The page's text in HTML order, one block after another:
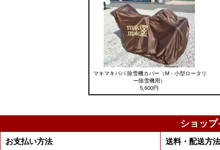
マキマキパパ 除雪機カバー（M - 小型ロータリ
ー除雪機用）
5,600円
ショッ
お支払い方法 送料・配送方